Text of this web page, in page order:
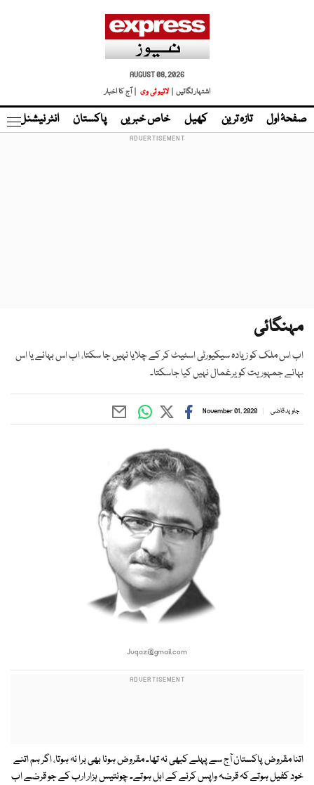
AUGUST 08, 2026
اشتہار لگائیں |
لائیو ٹی وی | آج کا اخبار
صفحۂ اول تازہ ترین کھیل خاص خبریں پاکستان انٹر نیشنل
مہنگائی
اب اس ملک کو زیادہ سیکیورٹی اسٹیٹ کر کے چلایا نہیں جا سکتا، اب اس بہانے یا اس
بہانے جمہوریت کو یرغمال نہیں کیا جاسکتا۔
جاوید قاضی November 01, 2020
Jvqazi@gmail.com
اتنا مقروض پاکستان آج سے پہلے کبھی نہ تھا۔ مقروض ہونا بھی برا نہ ہوتا، اگر ہم اتنے
خود کفیل ہوتے کہ قرضہ واپس کرنے کے اہل ہوتے۔ چونتیس ہزار ارب کے جو قرضے اب